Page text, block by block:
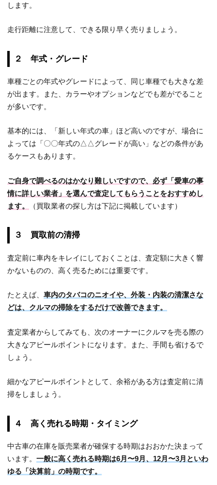
します。
走行距離に注意して、できる限り早く売りましょう。
２ 年式・グレード
車種ごとの年式やグレードによって、同じ車種でも大きな差
が出ます。また、カラーやオプションなどでも差がでること
が多いです。
基本的には、「新しい年式の車」ほど高いのですが、場合に
よっては「〇〇年式の△△グレードが高い」などの条件があ
るケースもあります。
ご自身で調べるのはかなり難しいですので、必ず「愛車の事
情に詳しい業者」を選んで査定してもらうことをおすすめし
ます。
（買取業者の探し方は下記に掲載しています）
３ 買取前の清掃
査定前に車内をキレイにしておくことは、査定額に大きく響
かないものの、高く売るためには重要です。
たとえば、車内のタバコのニオイや、外装・内装の清潔さな
どは、クルマの掃除をするだけで改善できます。
査定業者からしてみても、次のオーナーにクルマを売る際の
大きなアピールポイントになります。また、手間も省けるで
しょう。
細かなアピールポイントとして、余裕がある方は査定前に清
掃をしましょう。
４ 高く売れる時期・タイミング
中古車の在庫を販売業者が確保する時期はおおかた決まって
います。一般に高く売れる時期は6月〜9月、12月〜3月といわ
ゆる「決算前」の時期です。